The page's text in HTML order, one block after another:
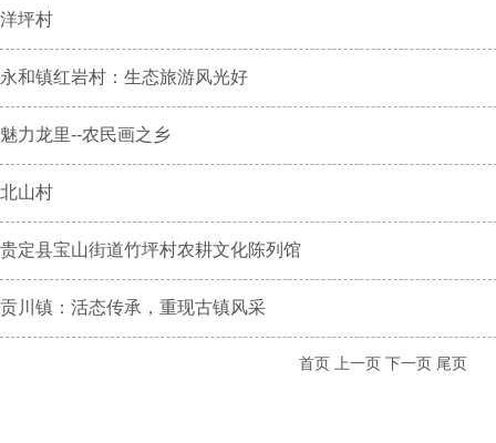
洋坪村
永和镇红岩村：生态旅游风光好
魅力龙里--农民画之乡
北山村
贵定县宝山街道竹坪村农耕文化陈列馆
贡川镇：活态传承，重现古镇风采
首页 上一页 下一页 尾页